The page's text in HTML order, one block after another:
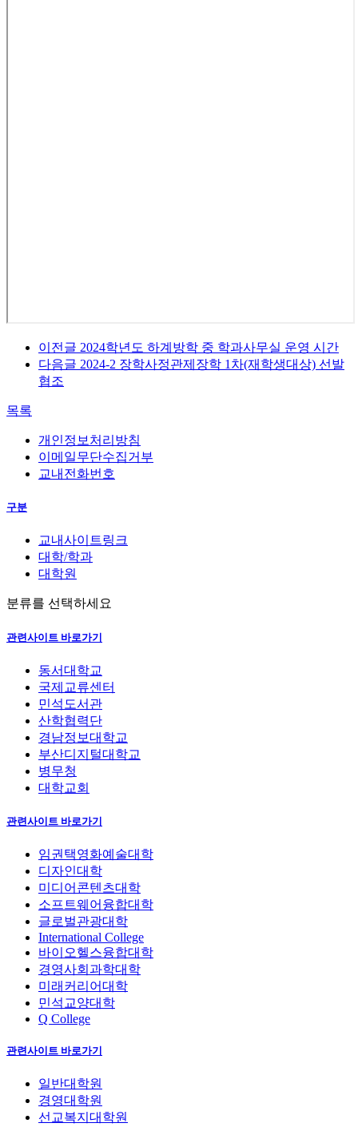
이전글 2024학년도 하계방학 중 학과사무실 운영 시간
다음글 2024-2 장학사정관제장학 1차(재학생대상) 선발
협조
목록
개인정보처리방침
이메일무단수집거부
교내전화번호
구분
교내사이트링크
대학/학과
대학원
분류를 선택하세요
관련사이트 바로가기
동서대학교
국제교류센터
민석도서관
산학협력단
경남정보대학교
부산디지털대학교
병무청
대학교회
관련사이트 바로가기
임권택영화예술대학
디자인대학
미디어콘텐츠대학
소프트웨어융합대학
글로벌관광대학
International College
바이오헬스융합대학
경영사회과학대학
미래커리어대학
민석교양대학
Q College
관련사이트 바로가기
일반대학원
경영대학원
선교복지대학원